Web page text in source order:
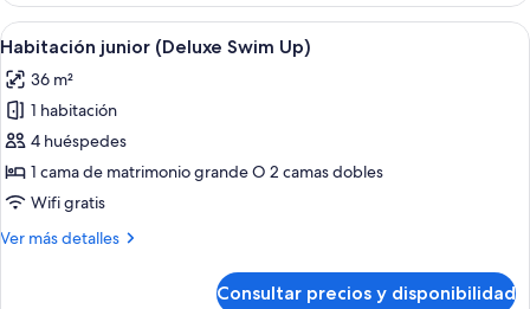
Adults
Only)
frente
al
(Deluxe
Adults
Only)
Abrir
todas
las
fotos
de
Habitación
junior
Swim
Habitación de hotel con una cama
11
Habitación junior (Deluxe Swim Up)
36 m²
1 habitación
4 huéspedes
1 cama de matrimonio grande O 2 camas dobles
Wifi gratis
Ver más detalles
Más
Consultar precios y disponibilidad